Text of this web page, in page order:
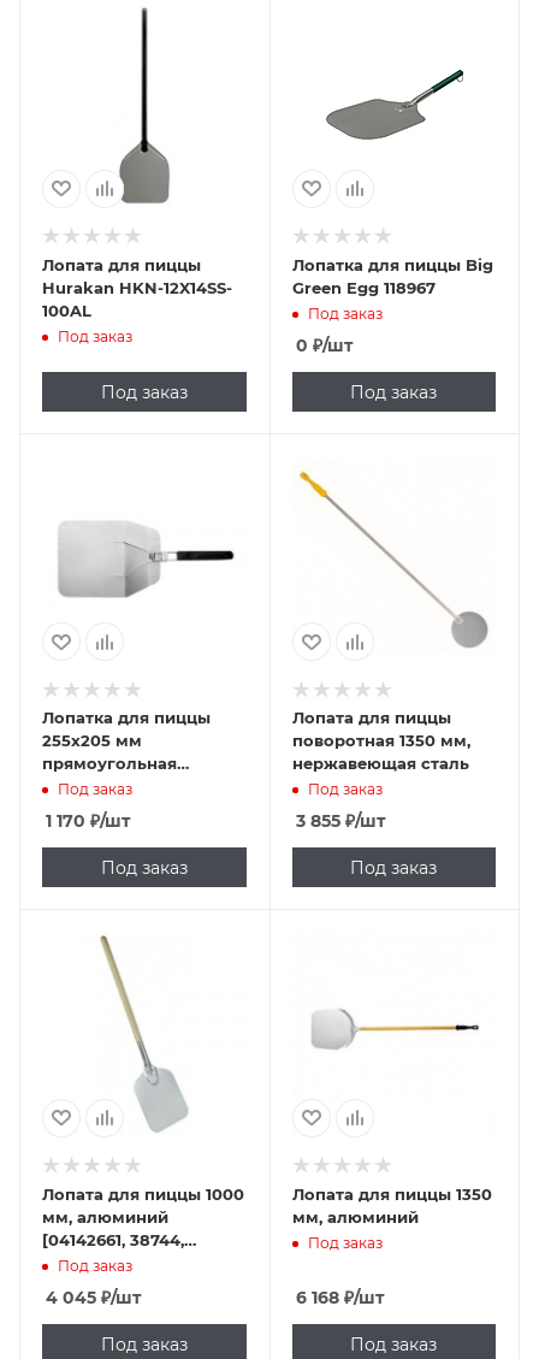
Лопата для пиццы
Hurakan HKN-12X14SS-
100AL
Под заказ
Под заказ
Лопатка для пиццы Big
Green Egg 118967
Под заказ
0 ₽/шт
Под заказ
Лопатка для пиццы
255х205 мм
прямоугольная
складная [HX-KG049]
Под заказ
1 170 ₽/шт
Под заказ
Лопата для пиццы
поворотная 1350 мм,
нержавеющая сталь
Под заказ
3 855₽/шт
Под заказ
Лопата для пиццы 1000
мм, алюминий
[04142661, 38744,
PSP35L]
Под заказ
4 045 ₽/шт
Под заказ
Лопата для пиццы 1350
мм, алюминий
Под заказ
6 168₽/шт
Под заказ